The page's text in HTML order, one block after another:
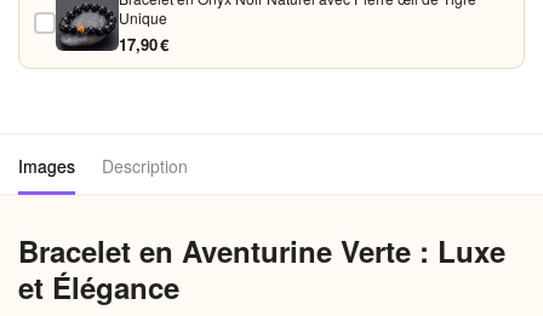
Unique
17,90 €
Images Description
Bracelet en Aventurine Verte : Luxe
et Élégance